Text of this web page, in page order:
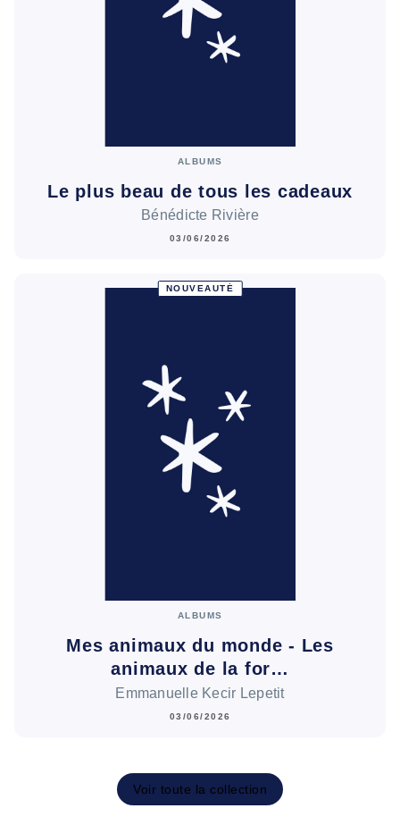
ALBUMS
Le plus beau de tous les cadeaux
Bénédicte Rivière
03/06/2026
NOUVEAUTÉ
ALBUMS
Mes animaux du monde - Les
animaux de la for…
Emmanuelle Kecir Lepetit
03/06/2026
Voir toute la collection